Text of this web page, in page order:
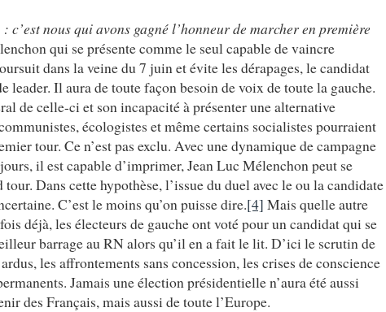
c’est nous qui avons gagné l’honneur de marcher en première
qui se présente comme le seul capable de vaincre
dans la veine du 7 juin et évite les dérapages, le candidat
leader. Il aura de toute façon besoin de voix de toute la gauche.
de celle-ci et son incapacité à présenter une alternative
écologistes et même certains socialistes pourraient
tour. Ce n’est pas exclu. Avec une dynamique de campagne
il est capable d’imprimer, Jean Luc Mélenchon peut se
Dans cette hypothèse, l’issue du duel avec le ou la candidate
C’est le moins qu’on puisse dire.[4] Mais quelle autre
déjà, les électeurs de gauche ont voté pour un candidat qui se
barrage au RN alors qu’il en a fait le lit. D’ici le scrutin de
les affrontements sans concession, les crises de conscience
Jamais une élection présidentielle n’aura été aussi
des Français, mais aussi de toute l’Europe.